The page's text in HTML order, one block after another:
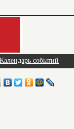
Календарь событий